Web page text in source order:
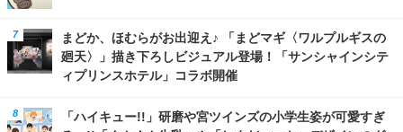
まどか、ほむらがお出迎え♪ 「まどマギ〈ワルプルギスの
廻天〉」描き下ろしビジュアル登場！「サンシャインシテ
ィプリンスホテル」コラボ開催
「ハイキュー!!」研磨や宮ツインズの小学生姿が可愛すぎ